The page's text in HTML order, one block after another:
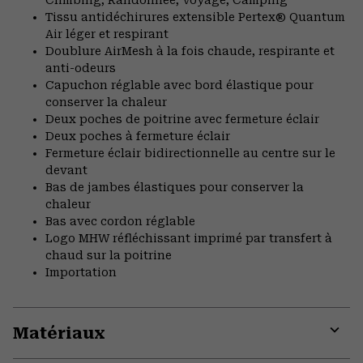
Tissu antidéchirures extensible Pertex® Quantum
Air léger et respirant
Doublure AirMesh à la fois chaude, respirante et
anti-odeurs
Capuchon réglable avec bord élastique pour
conserver la chaleur
Deux poches de poitrine avec fermeture éclair
Deux poches à fermeture éclair
Fermeture éclair bidirectionnelle au centre sur le
devant
Bas de jambes élastiques pour conserver la
chaleur
Bas avec cordon réglable
Logo MHW réfléchissant imprimé par transfert à
chaud sur la poitrine
Importation
Matériaux